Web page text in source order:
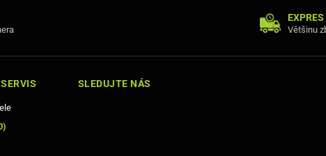
Většinu
)
SLEDUJTE NÁS